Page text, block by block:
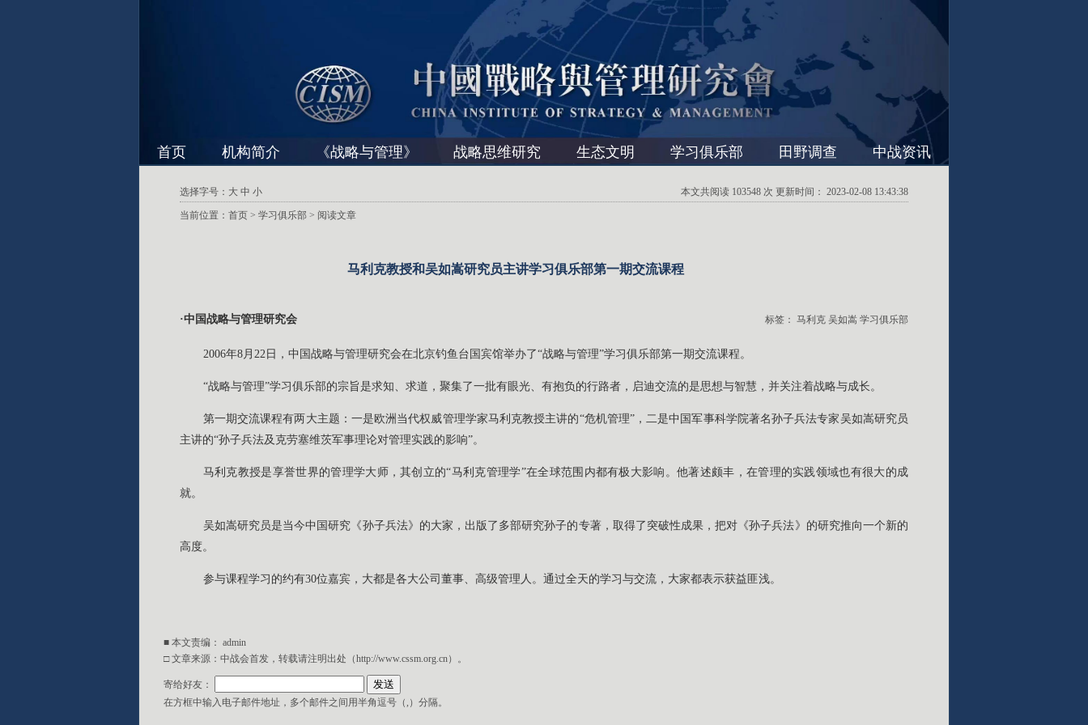
首页 机构简介 《战略与管理》 战略思维研究 生态文明 学习俱乐部 田野调查 中战资讯
选择字号： 大 中 小 本文共阅读 103548 次 更新时间： 2023-02-08 13:43:38
当前位置： 首页 > 学习俱乐部 > 阅读文章
马利克教授和吴如嵩研究员主讲学习俱乐部第一期交流课程
·中国战略与管理研究会 标签： 马利克 吴如嵩 学习俱乐部
2006年8月22日，中国战略与管理研究会在北京钓鱼台国宾馆举办了“战略与管理”学习俱乐部第一期交流课程。
“战略与管理”学习俱乐部的宗旨是求知、求道，聚集了一批有眼光、有抱负的行路者，启迪交流的是思想与智慧，并关注着战略与成长。
第一期交流课程有两大主题：一是欧洲当代权威管理学家马利克教授主讲的“危机管理”，二是中国军事科学院著名孙子兵法专家吴如嵩研究员
主讲的“孙子兵法及克劳塞维茨军事理论对管理实践的影响”。
马利克教授是享誉世界的管理学大师，其创立的“马利克管理学”在全球范围内都有极大影响。他著述颇丰，在管理的实践领域也有很大的成
就。
吴如嵩研究员是当今中国研究《孙子兵法》的大家，出版了多部研究孙子的专著，取得了突破性成果，把对《孙子兵法》的研究推向一个新的
高度。
参与课程学习的约有30位嘉宾，大都是各大公司董事、高级管理人。通过全天的学习与交流，大家都表示获益匪浅。
■ 本文责编： admin
□ 文章来源：中战会首发，转载请注明出处（http://www.cssm.org.cn）。
寄给好友：
在方框中输入电子邮件地址，多个邮件之间用半角逗号（,）分隔。